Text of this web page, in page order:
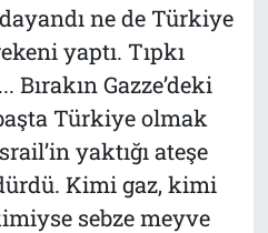
ne de Türkiye
yaptı. Tıpkı
Bırakın Gazze’deki
Türkiye olmak
yaktığı ateşe
Kimi gaz, kimi
sebze meyve